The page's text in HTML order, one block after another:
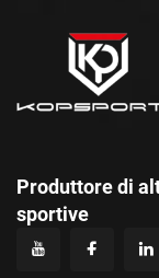
Produttore di
sportive